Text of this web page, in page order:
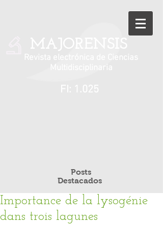
MAJORENSIS
Posts
Destacados
Importance de la lysogénie
dans trois lagunes